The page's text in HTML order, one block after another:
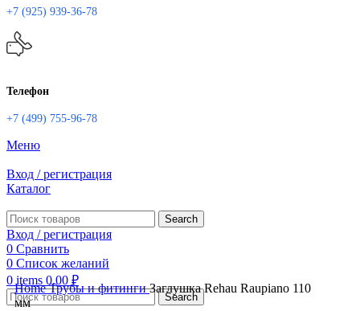
+7 (925) 939-36-78
Телефон
+7 (499) 755-96-78
Меню
Вход / регистрация
Каталог
Search
Вход / регистрация
0 Сравнить
0 Список желаний
0 items 0.00 ₽
Search
HomeТрубы и фитингиЗаглушка Rehau Raupiano 110
мм